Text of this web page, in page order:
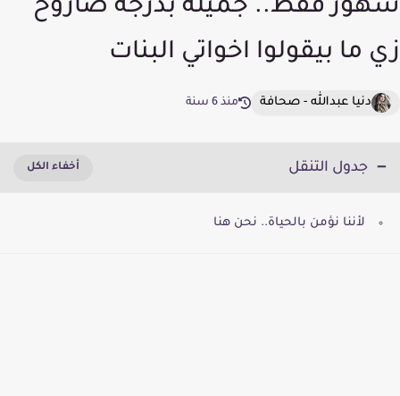
شهور فقط.. جميلة بدرجة صاروخ
زي ما بيقولوا اخواتي البنات
دنيا عبدالله - صحافة منذ 6 سنة
جدول التنقل
لأننا نؤمن بالحياة.. نحن هنا